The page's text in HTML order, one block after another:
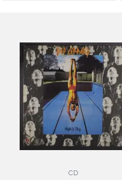
CD